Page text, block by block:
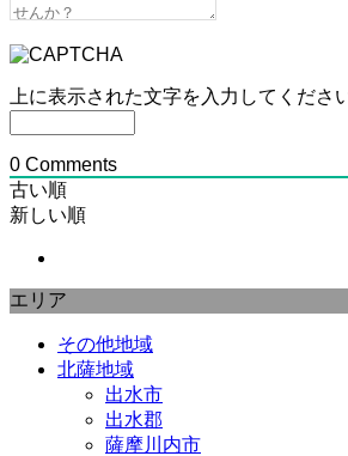
上に表示された文字を入力してくださ
0 Comments
古い順
新しい順
エリア
その他地域
北薩地域
出水市
出水郡
薩摩川内市